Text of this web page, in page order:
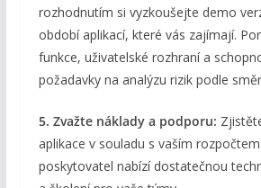
rozhodnutím si vyzkoušejte demo
období aplikací, které vás zajímají.
funkce, uživatelské rozhraní a
požadavky na analýzu rizik podle
5. Zvažte náklady a podporu:
aplikace v souladu s vaším
poskytovatel nabízí dostatečnou